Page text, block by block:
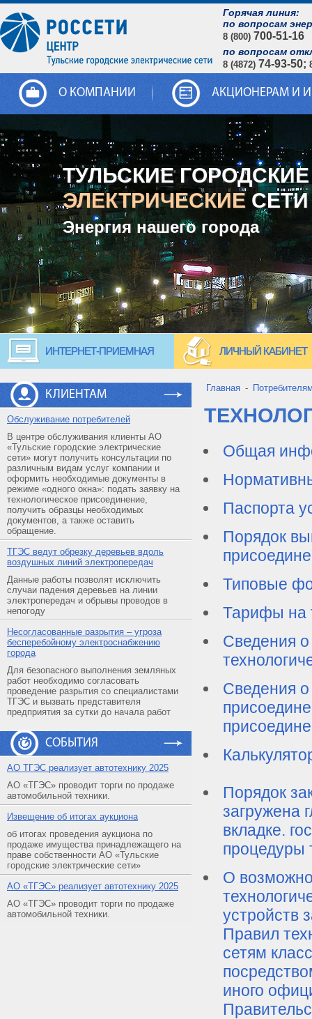
Горячая линия:
по вопросам
8 (800) 700-51-16
по вопросам
8 (4872) 74-93-50;
О КОМПАНИИ АКЦИОНЕРАМ И
ТУЛЬСКИЕ ГОРОДСКИЕ
ЭЛЕКТРИЧЕСКИЕ СЕТИ
Энергия нашего города
ИНТЕРНЕТ-ПРИЕМНАЯ ЛИЧНЫЙ КАБИНЕТ
КЛИЕНТАМ
Обслуживание потребителей
В центре обслуживания клиенты АО
«Тульские городские электрические
сети» могут получить консультации по
различным видам услуг компании и
оформить необходимые документы в
режиме «одного окна»: подать заявку на
технологическое присоединение,
получить образцы необходимых
документов, а также оставить
обращение.
ТГЭС ведут обрезку деревьев вдоль
воздушных линий электропередач
Данные работы позволят исключить
случаи падения деревьев на линии
электропередач и обрывы проводов в
непогоду
Несогласованные разрытия – угроза
бесперебойному электроснабжению
города
Для безопасного выполнения земляных
работ необходимо согласовать
проведение разрытия со специалистами
ТГЭС и вызвать представителя
предприятия за сутки до начала работ
СОБЫТИЯ
АO ТГЭС реализует автотехнику 2025
АО «ТГЭС» проводит торги по продаже
автомобильной техники.
Извещение об итогах аукциона
об итогах проведения аукциона по
продаже имущества принадлежащего на
праве собственности АО «Тульские
городские электрические сети»
АO «ТГЭС» реализует автотехнику 2025
АО «ТГЭС» проводит торги по продаже
автомобильной техники.
Главная -
Общая
Паспорта
Порядок
Типовые
Тарифы на
Сведения
Сведения о
Порядок
загружена
вкладке.
процедуры
О
устройств
Правил
сетям
иного